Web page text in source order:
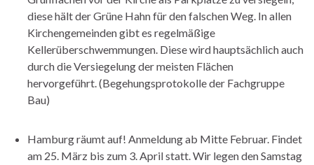
diese hält der Grüne Hahn für den falschen Weg. In allen
Kirchengemeinden gibt es regelmäßige
Kellerüberschwemmungen. Diese wird hauptsächlich auch
durch die Versiegelung der meisten Flächen
hervorgeführt. (Begehungsprotokolle der Fachgruppe
Bau)
Hamburg räumt auf! Anmeldung ab Mitte Februar. Findet
am 25. März bis zum 3. April statt. Wir legen den Samstag